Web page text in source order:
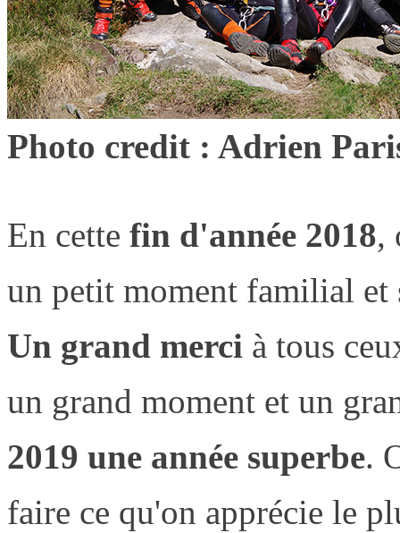
Photo credit : Adrien
En cette fin d'année 2018,
un petit moment familial et
Un grand merci à tous
un grand moment et un
2019 une année superbe.
faire ce qu'on apprécie le